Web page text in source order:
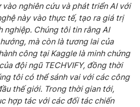
nghiên cứu và phát triển AI với
này vào thực tế, tạo ra giá trị
nghiệp. Chúng tôi tin rằng AI
mà còn là tương lai của
công tại Kaggle là minh chứng
đội ngũ TECHVIFY, đồng thời
tôi có thể sánh vai với các công
thế giới. Trong thời gian tới,
hợp tác với các đối tác chiến